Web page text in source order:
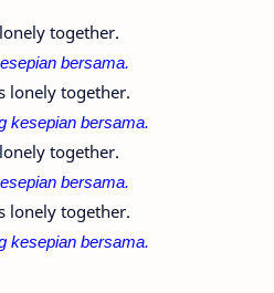
together.
bersama.
lonely together.
kesepian bersama.
together.
bersama.
lonely together.
kesepian bersama.